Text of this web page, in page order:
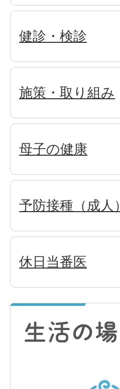
健診・検診
施策・取り組み
母子の健康
予防接種（成人）
休日当番医